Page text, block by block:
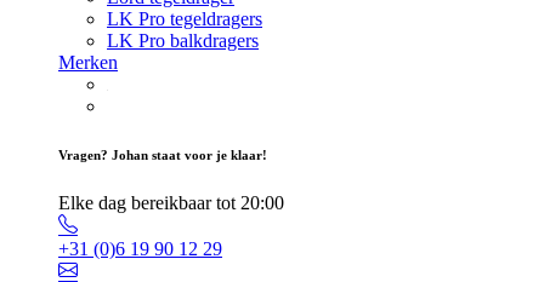
LK Pro tegeldragers
LK Pro balkdragers
Merken
Vragen? Johan staat voor je klaar!
Elke dag bereikbaar tot 20:00
+31 (0)6 19 90 12 29